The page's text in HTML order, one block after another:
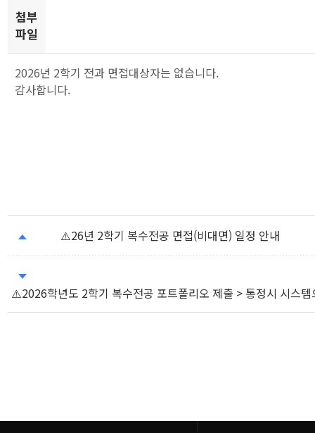
첨부
파일
2026년 2학기 전과 면접대상자는 없습니다.
감사합니다.
⚠️26년 2학기 복수전공 면접(비대면) 일정 안내
⚠️2026학년도 2학기 복수전공 포트폴리오 제출 > 통정시 시스템